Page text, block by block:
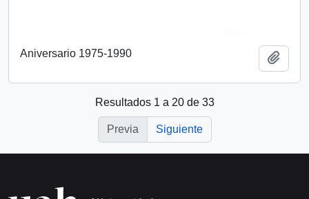
Aniversario 1975-1990
Resultados 1 a 20 de 33
Previa Siguiente